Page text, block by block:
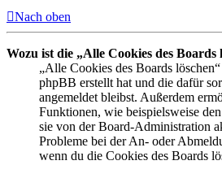
Nach oben
Wozu ist die „Alle Cookies des Boards
„Alle Cookies des Boards
phpBB erstellt hat und die dafür
angemeldet bleibst. Außerdem
Funktionen, wie beispielsweise
sie von der Board-Administration
Probleme bei der An- oder
wenn du die Cookies des Boards